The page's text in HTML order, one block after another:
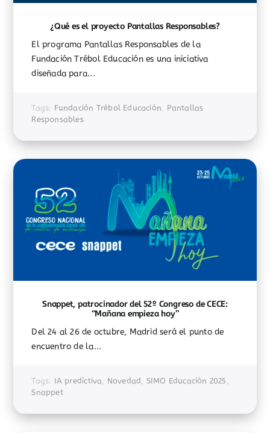
¿Qué es el proyecto Pantallas Responsables?
El programa Pantallas Responsables de la
Fundación Trébol Educación es una iniciativa
diseñada para...
Tags: Fundación Trébol Educación, Pantallas
Responsables
Snappet, patrocinador del 52º Congreso de CECE:
“Mañana empieza hoy”
Del 24 al 26 de octubre, Madrid será el punto de
encuentro de la...
Tags: IA predictiva, Novedad, SIMO Educación 2025,
Snappet